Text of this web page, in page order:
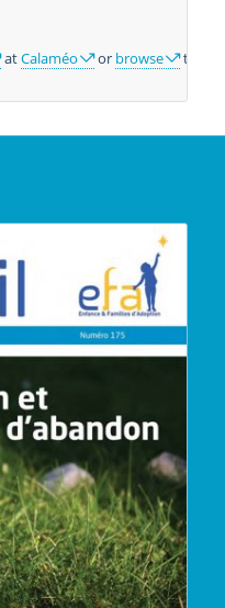
atCalaméo or browse the